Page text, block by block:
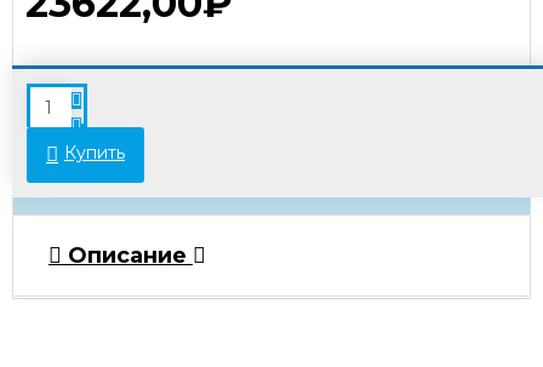
Купить
В связи с переоценкой товара стоимость
некоторых позиций может отличаться от
указанной на сайте. Просьба уточнять актуальные
Описание